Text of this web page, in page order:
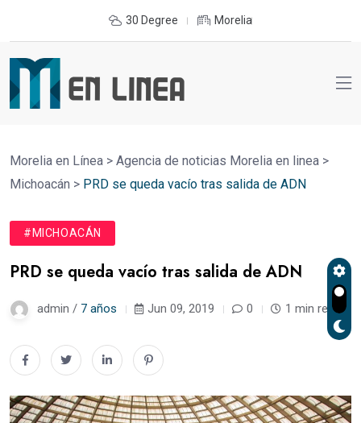
30 Degree Morelia
Morelia en Línea > Agencia de noticias Morelia en linea >
Michoacán > PRD se queda vacío tras salida de ADN
#MICHOACÁN
PRD se queda vacío tras salida de ADN
admin / 7 años Jun 09, 2019 0 1 min read